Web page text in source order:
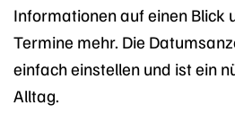
Informationen auf einen Blick
Termine mehr. Die
einfach einstellen und ist ein
Alltag.